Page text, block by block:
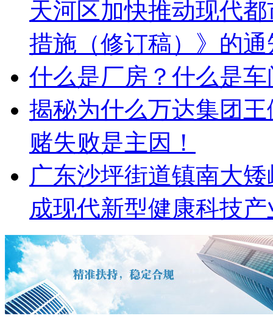
天河区加快推动现代
措施（修订稿）》的通
什么是厂房？什么是
揭秘为什么万达集团
赌失败是主因！
广东沙坪街道镇南大
成现代新型健康科技